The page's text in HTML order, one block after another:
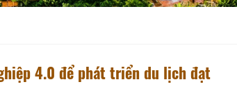
4.0 để phát triển du lịch đạt